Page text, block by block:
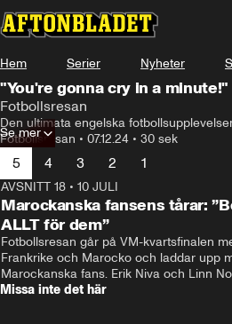
Hem Serier Nyheter
"You're gonna cry in a minute!"
Fotbollsresan
Den ultimata engelska
Fotbollsresan • 07.12.24 • 30 sek
Se mer
5 4 3 2 1
AVSNITT 18 • 10 JULI
Marockanska fansens tårar:
ALLT för dem”
Fotbollsresan går på VM-kvartsfinalen
Frankrike och Marocko och laddar upp
Marockanska fans. Erik Niva och Linn
av stimmig frukost, tutande kycklingar
Missa inte det här